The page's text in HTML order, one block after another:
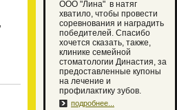
ООО "Лина" в натяг
хватило, чтобы провести
соревнования и наградить
победителей. Спасибо
хочется сказать, также,
клинике семейной
стоматологии Династия, за
предоставленные купоны
на лечение и
профилактику зубов.
подробнее...